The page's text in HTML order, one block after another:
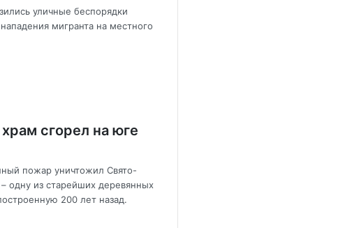
уличные беспорядки
мигранта на местного
сгорел на юге
пожар уничтожил Свято-
одну из старейших деревянных
200 лет назад.